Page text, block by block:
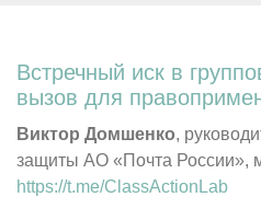
Встречный иск в
вызов для
Виктор Домшенко,
защиты АО «Почта России»,
https://t.me/ClassActionLab